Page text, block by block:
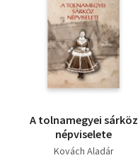
A tolnamegyei sárköz
népviselete
Kovách Aladár